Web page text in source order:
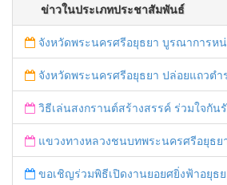
ข่าวในประเภทประชาสัมพันธ์
จังหวัดพระนครศรีอยุธยา บูรณาการหน่วยงานที่เกี่ยวข้อง ลงพื้นที่จัดระเบียบและดำเนินมาตรการตามบทลงโทษสูงสุดกับผู้ประกอบการร้านค้าที่ยังฝ่าฝืนตั้งร้านค้ารุกล้ำเขตพื้นที่ทางหลวง เตรีย
จังหวัดพระนครศรีอยุธยา ปล่อยแถวตำรวจ ทหาร ฝ่ายปกครอง กว่า 100 นาย ตรวจเข้มท่ารถสาธารณะ สถานีขนส่งรถโดยสาร วินรถตู้ และสถานีรถ
วิธีเล่นสงกรานต์สร้างสรรค์ ร่วมใจกัน
แขวงทางหลวงชนบทพระนครศรีอยุธยา "ร่วมรณรงค์ ขับช้า เปิดไฟหน้า คาดเข็มขัด" เทศกา
ขอเชิญร่วมพิธีเปิดงานยอยศยิ่งฟ้าอยุธยา